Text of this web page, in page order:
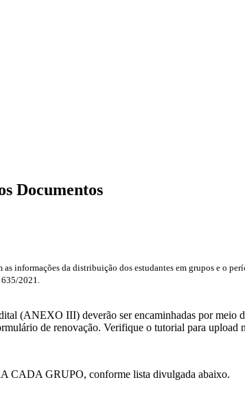
Documentos
informações da distribuição dos estudantes em grupos e o
635/2021.
(ANEXO III) deverão ser encaminhadas por
de renovação. Verifique o tutorial para upload
CADA GRUPO, conforme lista divulgada abaixo.